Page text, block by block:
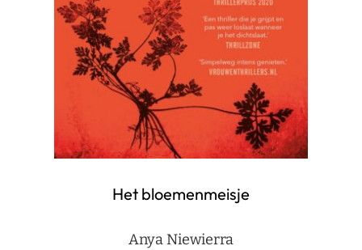
Het bloemenmeisje
Anya Niewierra